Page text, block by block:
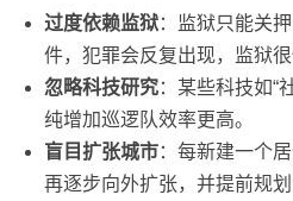
过度依赖监狱：监狱只能关
件，犯罪会反复出现，监狱很
忽略科技研究：某些科技如“
纯增加巡逻队效率更高。
盲目扩张城市：每新建一个
再逐步向外扩张，并提前规划